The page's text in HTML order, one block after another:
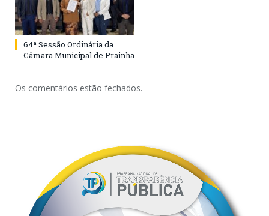
64ª Sessão Ordinária da
Câmara Municipal de Prainha
Os comentários estão fechados.